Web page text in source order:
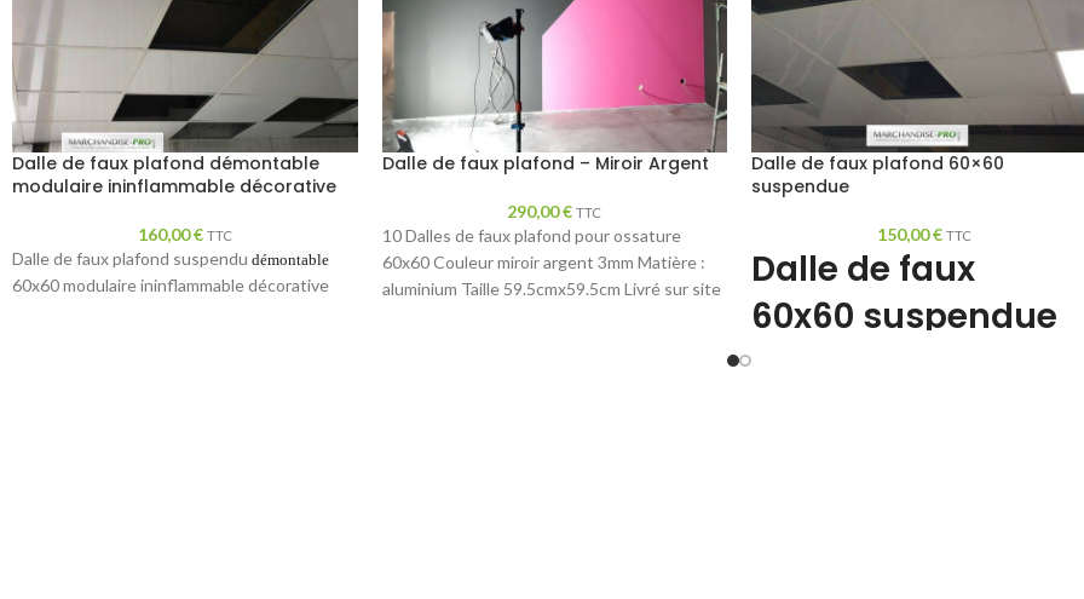
Dalle de faux plafond démontable
modulaire ininflammable décorative
160,00€ TTC
Dalle de faux plafond suspendu démontable
60x60 modulaire ininflammable décorative
Dalle de faux plafond – Miroir Argent
290,00€ TTC
10 Dalles de faux plafond pour ossature
60x60 Couleur miroir argent 3mm Matière :
aluminium Taille 59.5cmx59.5cm Livré sur site
Dalle de faux plafond 60×60
suspendue
150,00€ TTC
Dalle de faux
60x60 suspendue